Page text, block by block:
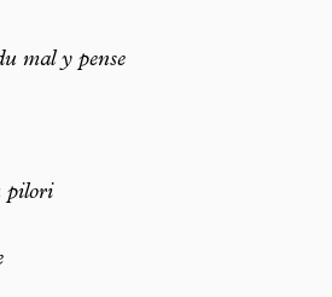
mal y pense
pilori